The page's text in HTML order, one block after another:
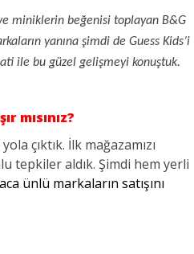
ve miniklerin beğenisi toplayan B&G
yanına şimdi de Guess Kids’i
ile bu güzel gelişmeyi konuştuk.
mısınız?
çıktık. İlk mağazamızı
tepkiler aldık. Şimdi hem yerli
ünlü markaların satışını